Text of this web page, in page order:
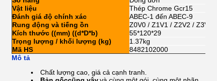
Vật liệu
Thép Chrome Gcr15
Đánh giá độ chính xác
ABEC-1 đến ABEC-9
Rung động và tiếng ồn
Z0V0 / Z1V1 / Z2V2 / Z3V3
Kích thước ((mm) ((d*D*b)
55*120*29
Trọng lượng / khối lượng (kg)
1.37kg
Mã HS
8482102000
Mô tả
Chất lượng cao, giá cả cạnh tranh.